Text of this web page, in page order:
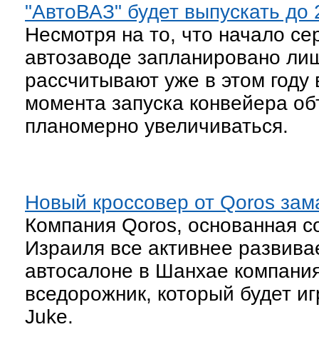
"АвтоВАЗ" будет выпускать
Несмотря на то, что начало
автозаводе запланировано
рассчитывают уже в этом
момента запуска конвейера
планомерно увеличиваться.
Новый кросcовер от Qoros
Компания Qoros, основанная
Израиля все активнее
автосалоне в Шанхае
вседорожник, который будет
Juke.